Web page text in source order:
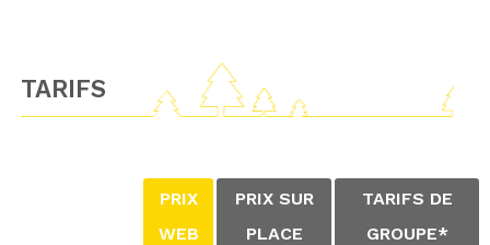
TARIFS
PRIX
WEB
PRIX SUR
PLACE
TARIFS DE
GROUPE*